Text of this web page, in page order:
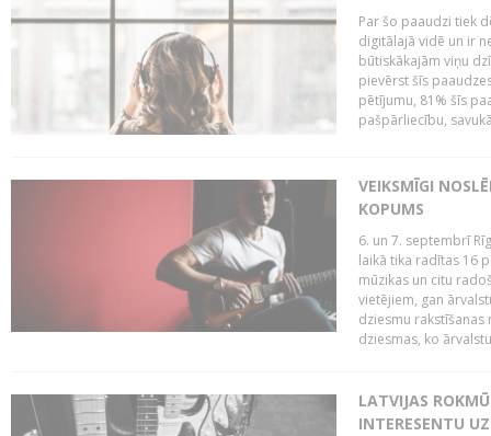
Par šo paaudzi tiek
digitālajā vidē un ir
būtiskākajām viņu
pievērst šīs
pētījumu, 81% šīs
pašpārliecību,
VEIKSMĪGI
KOPUMS
6. un 7. septembrī
laikā tika radītas 16
mūzikas un citu
vietējiem, gan
dziesmu
dziesmas, ko
LATVIJAS
INTERESENTU